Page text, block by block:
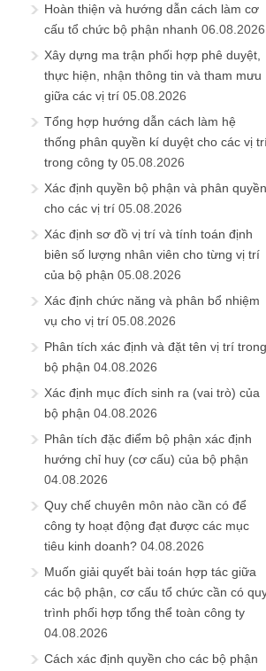
Hoàn thiện và hướng dẫn cách làm cơ
cấu tổ chức bộ phận nhanh 06.08.2026
Xây dựng ma trận phối hợp phê duyệt,
thực hiện, nhận thông tin và tham mưu
giữa các vị trí 05.08.2026
Tổng hợp hướng dẫn cách làm hệ
thống phân quyền kí duyệt cho các vị
trong công ty 05.08.2026
Xác định quyền bộ phận và phân quyền
cho các vị trí 05.08.2026
Xác định sơ đồ vị trí và tính toán định
biên số lượng nhân viên cho từng vị trí
của bộ phận 05.08.2026
Xác định chức năng và phân bổ nhiệm
vụ cho vị trí 05.08.2026
Phân tích xác định và đặt tên vị trí trong
bộ phận 04.08.2026
Xác định mục đích sinh ra (vai trò) của
bộ phận 04.08.2026
Phân tích đặc điểm bộ phận xác định
hướng chỉ huy (cơ cấu) của bộ phận
04.08.2026
Quy chế chuyên môn nào cần có để
công ty hoạt động đạt được các mục
tiêu kinh doanh? 04.08.2026
Muốn giải quyết bài toán hợp tác giữa
các bộ phận, cơ cấu tổ chức cần có
trình phối hợp tổng thể toàn công ty
04.08.2026
Cách xác định quyền cho các bộ phận